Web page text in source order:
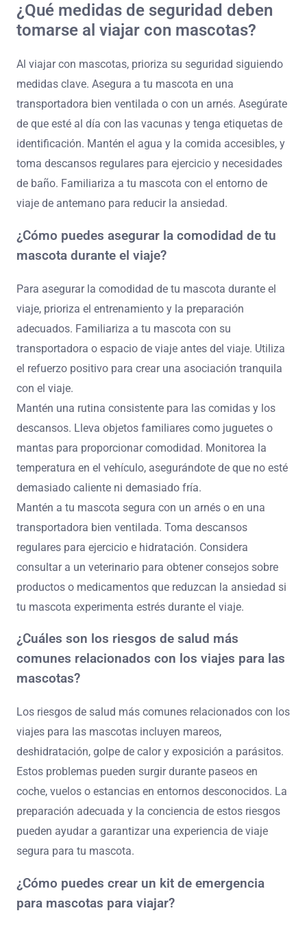
¿Qué medidas de seguridad deben
tomarse al viajar con mascotas?
Al viajar con mascotas, prioriza su seguridad siguiendo
medidas clave. Asegura a tu mascota en una
transportadora bien ventilada o con un arnés. Asegúrate
de que esté al día con las vacunas y tenga etiquetas de
identificación. Mantén el agua y la comida accesibles, y
toma descansos regulares para ejercicio y necesidades
de baño. Familiariza a tu mascota con el entorno de
viaje de antemano para reducir la ansiedad.
¿Cómo puedes asegurar la comodidad de tu
mascota durante el viaje?
Para asegurar la comodidad de tu mascota durante el
viaje, prioriza el entrenamiento y la preparación
adecuados. Familiariza a tu mascota con su
transportadora o espacio de viaje antes del viaje. Utiliza
el refuerzo positivo para crear una asociación tranquila
con el viaje.
Mantén una rutina consistente para las comidas y los
descansos. Lleva objetos familiares como juguetes o
mantas para proporcionar comodidad. Monitorea la
temperatura en el vehículo, asegurándote de que no esté
demasiado caliente ni demasiado fría.
Mantén a tu mascota segura con un arnés o en una
transportadora bien ventilada. Toma descansos
regulares para ejercicio e hidratación. Considera
consultar a un veterinario para obtener consejos sobre
productos o medicamentos que reduzcan la ansiedad si
tu mascota experimenta estrés durante el viaje.
¿Cuáles son los riesgos de salud más
comunes relacionados con los viajes para las
mascotas?
Los riesgos de salud más comunes relacionados con los
viajes para las mascotas incluyen mareos,
deshidratación, golpe de calor y exposición a parásitos.
Estos problemas pueden surgir durante paseos en
coche, vuelos o estancias en entornos desconocidos. La
preparación adecuada y la conciencia de estos riesgos
pueden ayudar a garantizar una experiencia de viaje
segura para tu mascota.
¿Cómo puedes crear un kit de emergencia
para mascotas para viajar?